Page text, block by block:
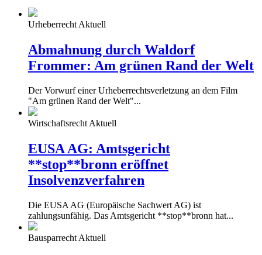
Urheberrecht Aktuell
Abmahnung durch Waldorf
Frommer: Am grünen Rand der Welt
Der Vorwurf einer Urheberrechtsverletzung an dem Film
"Am grünen Rand der Welt"...
Wirtschaftsrecht Aktuell
EUSA AG: Amtsgericht
**stop**bronn eröffnet
Insolvenzverfahren
Die EUSA AG (Europäische Sachwert AG) ist
zahlungsunfähig. Das Amtsgericht **stop**bronn hat...
Bausparrecht Aktuell